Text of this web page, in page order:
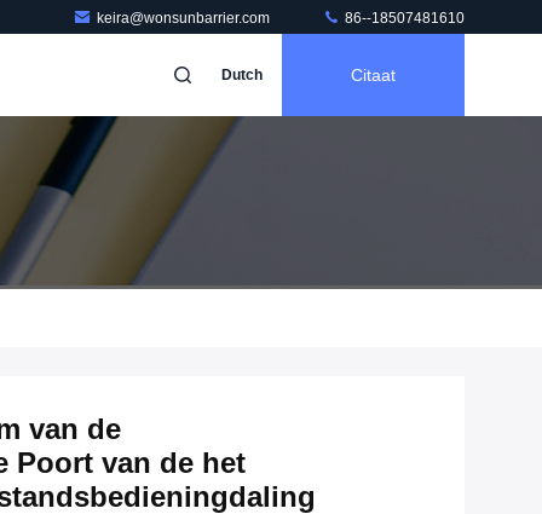
keira@wonsunbarrier.com 86--18507481610
Dutch Citaat
van de
Poort van de het